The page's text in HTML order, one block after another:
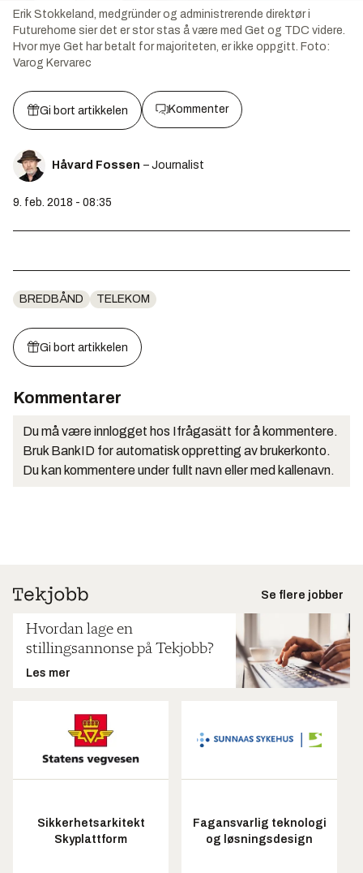
Erik Stokkeland, medgründer og administrerende direktør i
Futurehome sier det er stor stas å være med Get og TDC videre.
Hvor mye Get har betalt for majoriteten, er ikke oppgitt. Foto:
Varog Kervarec
Gi bort artikkelen Kommenter
Håvard Fossen – Journalist
9. feb. 2018 - 08:35
BREDBÅND TELEKOM
Gi bort artikkelen
Kommentarer
Du må være innlogget hos Ifrågasätt for å kommentere.
Bruk BankID for automatisk oppretting av brukerkonto.
Du kan kommentere under fullt navn eller med kallenavn.
Se flere jobber
Hvordan lage en
stillingsannonse på Tekjobb?
Les mer
Sikkerhetsarkitekt
Skyplattform
Fagansvarlig teknologi
og løsningsdesign